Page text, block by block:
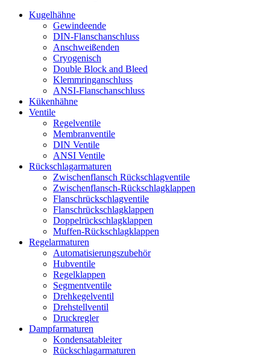
Kugelhähne
Gewindeende
DIN-Flanschanschluss
Anschweißenden
Cryogenisch
Double Block and Bleed
Klemmringanschluss
ANSI-Flanschanschluss
Kükenhähne
Ventile
Regelventile
Membranventile
DIN Ventile
ANSI Ventile
Rückschlag­armaturen
Zwischenflansch Rückschlagventile
Zwischenflansch-Rückschlagklappen
Flanschrückschlagventile
Flanschrückschlagklappen
Doppelrückschlagklappen
Muffen-Rückschlagklappen
Regelarmaturen
Automatisierungszubehör
Hubventile
Regelklappen
Segmentventile
Drehkegelventil
Drehstellventil
Druckregler
Dampfarmaturen
Kondensatableiter
Rückschlagarmaturen